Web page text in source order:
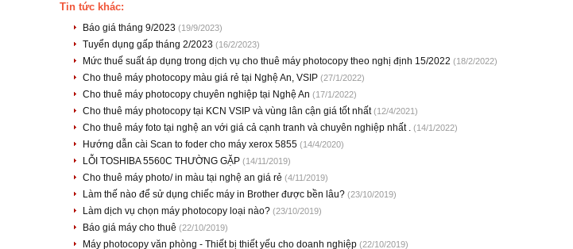
Tin tức khác:
Báo giá tháng 9/2023 (19/9/2023)
Tuyển dụng gấp tháng 2/2023 (16/2/2023)
Mức thuế suất áp dụng trong dịch vụ cho thuê máy photocopy theo nghị định 15/2022 (18/2/2022)
Cho thuê máy photocopy màu giá rẻ tại Nghệ An, VSIP (27/1/2022)
Cho thuê máy photocopy chuyên nghiệp tại Nghệ An (17/1/2022)
Cho thuê máy photocopy tại KCN VSIP và vùng lân cận giá tốt nhất(12/4/2021)
Cho thuê máy foto tại nghệ an với giá cả cạnh tranh và chuyên nghiệp nhất . (14/1/2022)
Hướng dẫn cài Scan to foder cho máy xerox 5855 (14/4/2020)
LỖI TOSHIBA 5560C THƯỜNG GẶP (14/11/2019)
Cho thuê máy photo/ in màu tại nghệ an giá rẻ (4/11/2019)
Làm thế nào để sử dụng chiếc máy in Brother được bền lâu? (23/10/2019)
Làm dịch vụ chọn máy photocopy loại nào? (23/10/2019)
Báo giá máy cho thuê (22/10/2019)
Máy photocopy văn phòng - Thiết bị thiết yếu cho doanh nghiệp (22/10/2019)